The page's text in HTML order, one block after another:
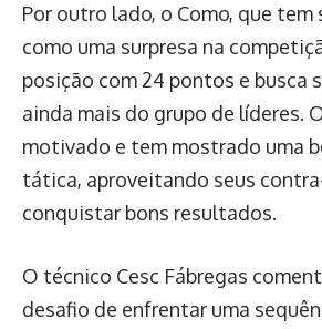
Por outro lado, o Como, que
como uma surpresa na
posição com 24 pontos e busca
ainda mais do grupo de líderes.
motivado e tem mostrado uma
tática, aproveitando seus
conquistar bons resultados.
O técnico Cesc Fábregas
desafio de enfrentar uma